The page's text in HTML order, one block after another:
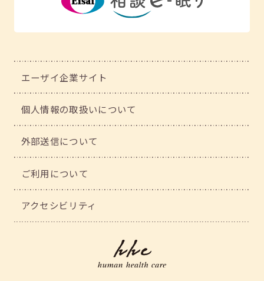
エーザイ企業サイト
個人情報の取扱いについて
外部送信について
ご利用について
アクセシビリティ